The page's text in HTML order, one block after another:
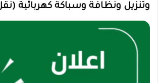
وتنزيل ونظافة وسباكة كهربائية